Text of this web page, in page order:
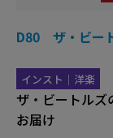
D80 ザ・ビー
インスト｜洋楽
ザ・ビートルズ
お届け